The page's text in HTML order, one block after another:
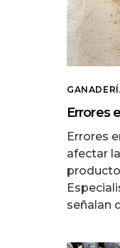
Errores
Errores
afectar
señalan